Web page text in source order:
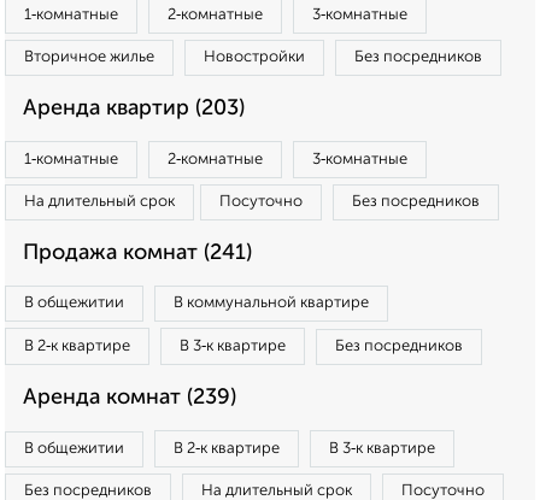
1‑комнатные 2‑комнатные 3‑комнатные
Вторичное жилье Новостройки Без посредников
Аренда квартир (203)
1‑комнатные 2‑комнатные 3‑комнатные
На длительный срок Посуточно Без посредников
Продажа комнат (241)
В общежитии В коммунальной квартире
В 2‑к квартире В 3‑к квартире Без посредников
Аренда комнат (239)
В общежитии В 2‑к квартире В 3‑к квартире
Без посредников На длительный срок Посуточно